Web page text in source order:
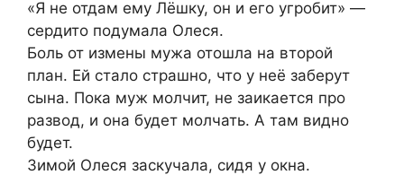
«Я не отдам ему Лёшку, он и его угробит» —
сердито подумала Олеся.
Боль от измены мужа отошла на второй
план. Ей стало страшно, что у неё заберут
сына. Пока муж молчит, не заикается про
развод, и она будет молчать. А там видно
будет.
Зимой Олеся заскучала, сидя у окна.